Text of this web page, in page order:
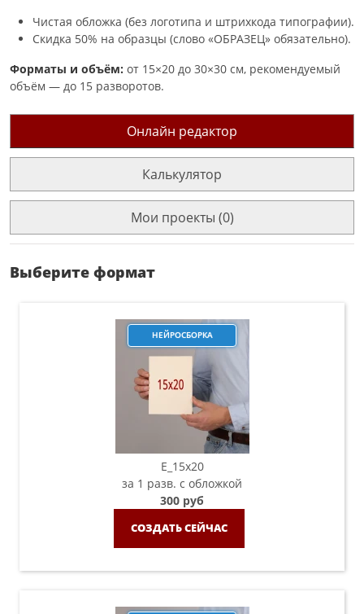
Чистая обложка (без логотипа и штрихкода типографии).
Скидка 50% на образцы (слово «ОБРАЗЕЦ» обязательно).
Форматы и объём: от 15×20 до 30×30 см, рекомендуемый
объём — до 15 разворотов.
Онлайн редактор
Калькулятор
Мои проекты (0)
Выберите формат
НЕЙРОСБОРКА
E_15х20
за 1 разв. с обложкой
300 руб
СОЗДАТЬ СЕЙЧАС